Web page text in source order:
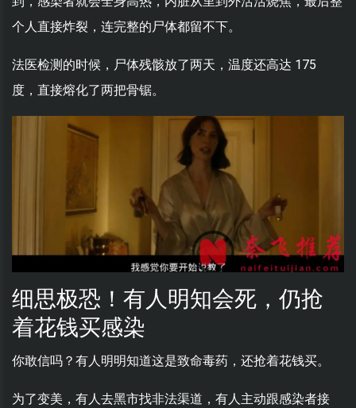
个人直接炸裂，连完整的尸体都留不下。
法医检测的时候，尸体残骸放了两天，温度还高达 175
度，直接熔化了两把骨锯。
细思极恐！有人明知会死，仍抢
着花钱买感染
你敢信吗？有人明明知道这是致命毒药，还抢着花钱买。
为了变美，有人去黑市找非法渠道，有人主动跟感染者接